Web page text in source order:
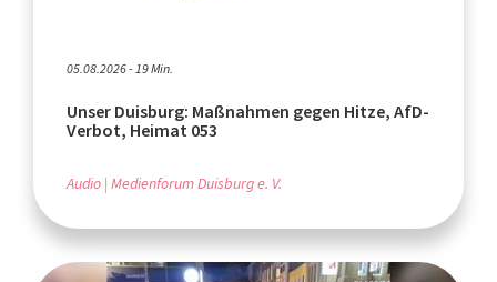
05.08.2026 - 19 Min.
Unser Duisburg: Maßnahmen gegen Hitze, AfD-
Verbot, Heimat 053
Audio Medienforum Duisburg e. V.